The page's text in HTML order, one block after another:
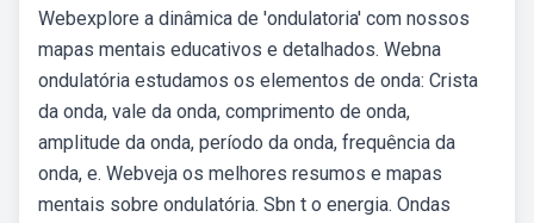
Webexplore a dinâmica de 'ondulatoria' com nossos
mapas mentais educativos e detalhados. Webna
ondulatória estudamos os elementos de onda: Crista
da onda, vale da onda, comprimento de onda,
amplitude da onda, período da onda, frequência da
onda, e. Webveja os melhores resumos e mapas
mentais sobre ondulatória. Sbn t o energia. Ondas